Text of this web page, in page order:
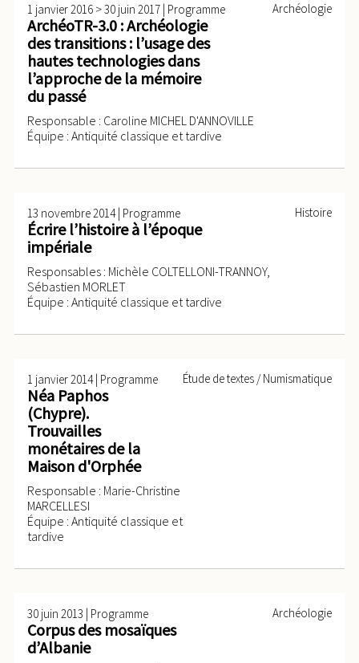
1 janvier 2016 >30 juin 2017 | Programme
ArchéoTR-3.0 : Archéologie
des transitions : l’usage des
hautes technologies dans
l’approche de la mémoire
du passé
Responsable : Caroline MICHEL D'ANNOVILLE
Équipe : Antiquité classique et tardive
Archéologie
13 novembre 2014| Programme
Écrire l’histoire à l’époque
impériale
Responsables : Michèle COLTELLONI-TRANNOY,
Sébastien MORLET
Équipe : Antiquité classique et tardive
Histoire
1 janvier 2014| Programme
Néa Paphos
(Chypre).
Trouvailles
monétaires de la
Maison d'Orphée
Responsable : Marie-Christine
MARCELLESI
Équipe : Antiquité classique et
tardive
Étude de textes / Numismatique
30 juin 2013 | Programme
Corpus des mosaïques
d’Albanie
Archéologie